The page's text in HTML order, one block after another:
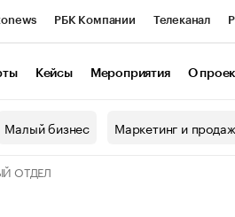
РБК Компании Телеканал
Кейсы Мероприятия О
Малый бизнес Маркетинг и
ОТДЕЛ